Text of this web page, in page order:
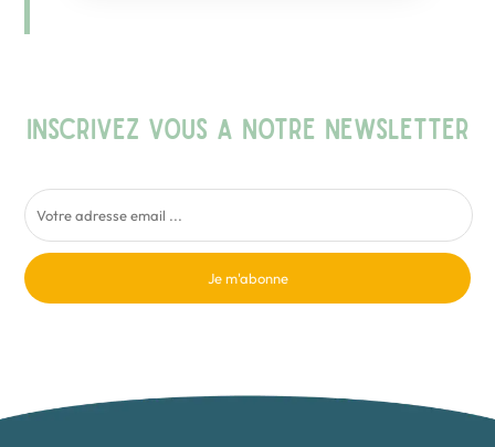
INSCRIVEZ VOUS A NOTRE NEWSLETTER
Je m'abonne